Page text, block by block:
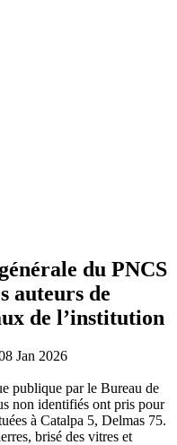
du PNCS
auteurs de
de l’institution
Jan 2026
publique par le Bureau de
non identifiés ont pris pour
à Catalpa 5, Delmas 75.
brisé des vitres et